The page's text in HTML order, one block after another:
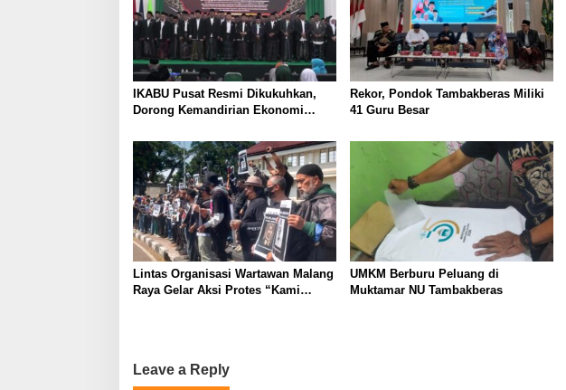
IKABU Pusat Resmi Dikukuhkan,
Dorong Kemandirian Ekonomi
Rekor, Pondok Tambakberas Miliki
41 Guru Besar
Lintas Organisasi Wartawan Malang
Raya Gelar Aksi Protes “Kami
UMKM Berburu Peluang di
Muktamar NU Tambakberas
Leave a Reply